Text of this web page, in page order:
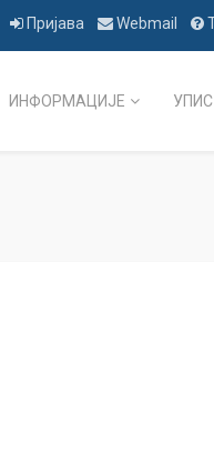
Пријава Webmail
ИНФОРМАЦИЈЕ УПИС